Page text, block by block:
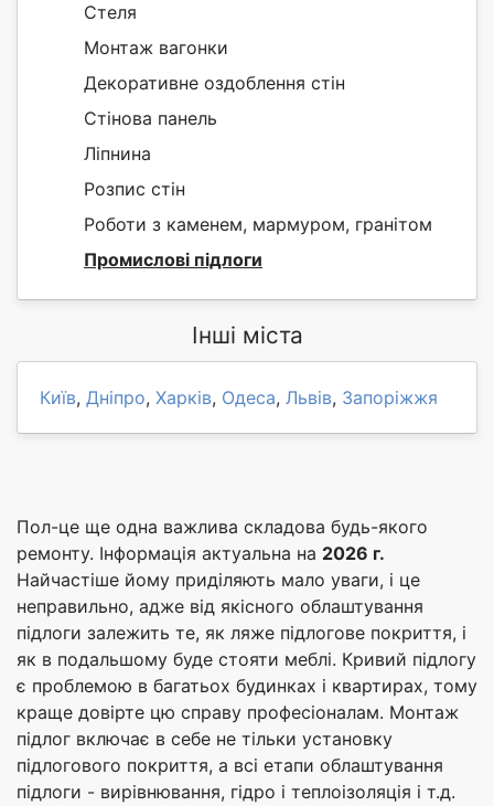
Стеля
Монтаж вагонки
Декоративне оздоблення стін
Стінова панель
Ліпнина
Розпис стін
Роботи з каменем, мармуром, гранітом
Промислові підлоги
Інші міста
Київ, Дніпро, Харків, Одеса, Львів, Запоріжжя
Пол-це ще одна важлива складова будь-якого
ремонту. Інформація актуальна на 2026 г.
Найчастіше йому приділяють мало уваги, і це
неправильно, адже від якісного облаштування
підлоги залежить те, як ляже підлогове покриття, і
як в подальшому буде стояти меблі. Кривий підлогу
є проблемою в багатьох будинках і квартирах, тому
краще довірте цю справу професіоналам. Монтаж
підлог включає в себе не тільки установку
підлогового покриття, а всі етапи облаштування
підлоги - вирівнювання, гідро і теплоізоляція і т.д.